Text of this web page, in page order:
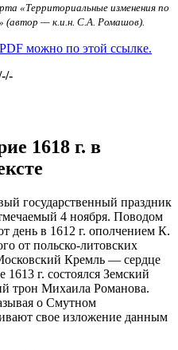
«Территориальные изменения по
(автор — к.и.н. С.А. Ромашов).
можно по этой ссылке.
1618 г. в
государственный праздник
4 ноября. Поводом
день в 1612 г. ополчением К.
от польско-литовских
Кремль — сердце
1613 г. состоялся Земский
трон Михаила Романова.
о Смутном
свое изложение данным